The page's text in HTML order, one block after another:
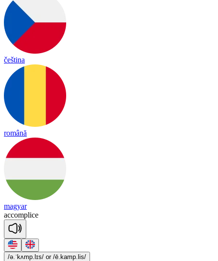
čeština
română
magyar
accomplice
/ə.ˈkʌmp.lɪs/ or /ē.kamp.lis/